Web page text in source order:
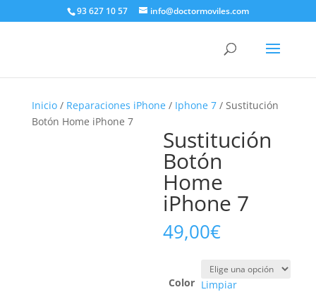
93 627 10 57 info@doctormoviles.com
Inicio/ Reparaciones iPhone/ Iphone 7/ Sustitución
Botón Home iPhone 7
Sustitución
Botón
Home
iPhone 7
49,00€
Color Limpiar